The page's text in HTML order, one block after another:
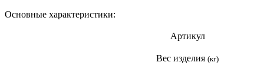
Основные характеристики:
Артикул
Вес изделия (кг)